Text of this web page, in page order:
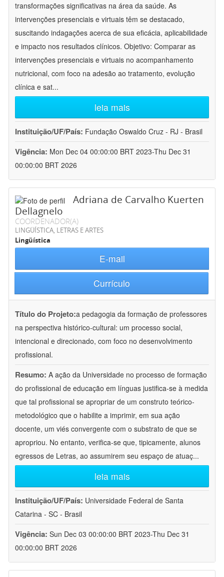
transformações significativas na área da saúde. As
intervenções presenciais e virtuais têm se destacado,
suscitando indagações acerca de sua eficácia, aplicabilidade
e impacto nos resultados clínicos. Objetivo: Comparar as
intervenções presenciais e virtuais no acompanhamento
nutricional, com foco na adesão ao tratamento, evolução
clínica e sat...
leia mais
Instituição/UF/País: Fundação Oswaldo Cruz - RJ - Brasil
Vigência: Mon Dec 04 00:00:00 BRT 2023-Thu Dec 31
00:00:00 BRT 2026
Adriana de Carvalho Kuerten
Dellagnelo
COORDENADOR(A)
LINGÜÍSTICA, LETRAS E ARTES
Lingüística
E-mail
Currículo
Título do Projeto:a pedagogia da formação de professores
na perspectiva histórico-cultural: um processo social,
intencional e direcionado, com foco no desenvolvimento
profissional.
Resumo: A ação da Universidade no processo de formação
do profissional de educação em línguas justifica-se à medida
que tal profissional se apropriar de um construto teórico-
metodológico que o habilite a imprimir, em sua ação
docente, um viés convergente com o substrato de que se
apropriou. No entanto, verifica-se que, tipicamente, alunos
egressos de Letras, ao assumirem seu espaço de atuaç...
leia mais
Instituição/UF/País: Universidade Federal de Santa
Catarina - SC - Brasil
Vigência: Sun Dec 03 00:00:00 BRT 2023-Thu Dec 31
00:00:00 BRT 2026